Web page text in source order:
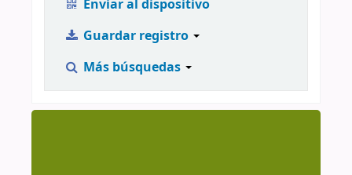
Enviar al dispositivo
Guardar registro
Más búsquedas